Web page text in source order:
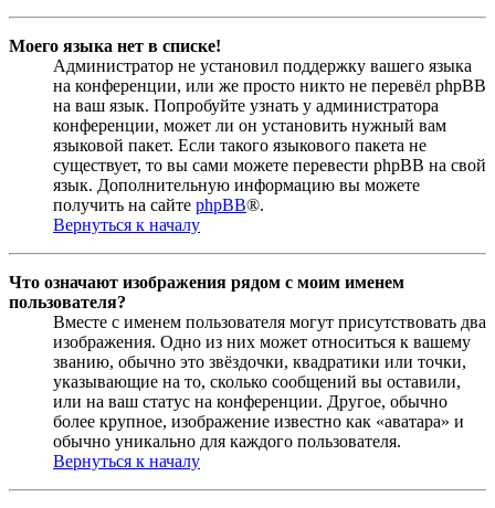
Моего языка нет в списке!
Администратор не установил поддержку вашего языка
на конференции, или же просто никто не перевёл phpBB
на ваш язык. Попробуйте узнать у администратора
конференции, может ли он установить нужный вам
языковой пакет. Если такого языкового пакета не
существует, то вы сами можете перевести phpBB на свой
язык. Дополнительную информацию вы можете
получить на сайте phpBB®.
Вернуться к началу
Что означают изображения рядом с моим именем
пользователя?
Вместе с именем пользователя могут присутствовать два
изображения. Одно из них может относиться к вашему
званию, обычно это звёздочки, квадратики или точки,
указывающие на то, сколько сообщений вы оставили,
или на ваш статус на конференции. Другое, обычно
более крупное, изображение известно как «аватара» и
обычно уникально для каждого пользователя.
Вернуться к началу